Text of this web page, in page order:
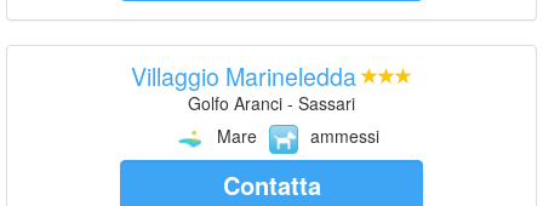
Villaggio Marineledda
Golfo Aranci - Sassari
Mare
ammessi
Contatta